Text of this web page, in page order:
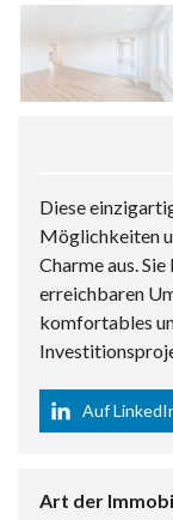
Diese
Möglichkeiten
Charme aus.
erreichbaren
komfortables
Auf
Art der